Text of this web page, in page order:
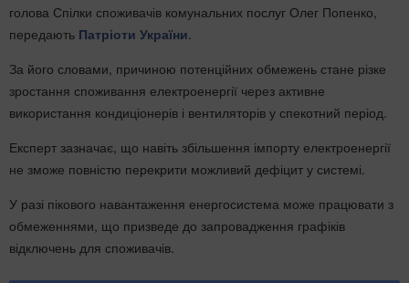
голова Спілки споживачів комунальних послуг Олег Попенко,
передають Патріоти України
За його словами, причиною потенційних обмежень стане різке
зростання споживання електроенергії через активне
використання кондиціонерів і вентиляторів у спекотний період.
Експерт зазначає, що навіть збільшення імпорту електроенергії
не зможе повністю перекрити можливий дефіцит у системі.
У разі пікового навантаження енергосистема може працювати з
обмеженнями, що призведе до запровадження графіків
відключень для споживачів.